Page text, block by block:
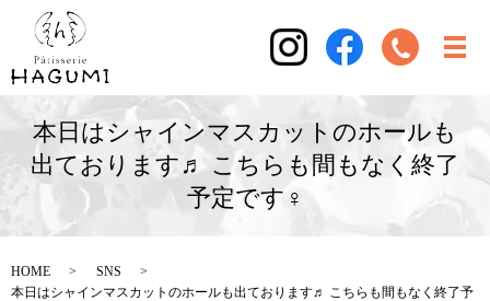
本日はシャインマスカットのホールも
出ております♬ こちらも間もなく終了
予定です‍♀️
HOME
SNS
本日はシャインマスカットのホールも出ております♬ こちらも間もなく終了予